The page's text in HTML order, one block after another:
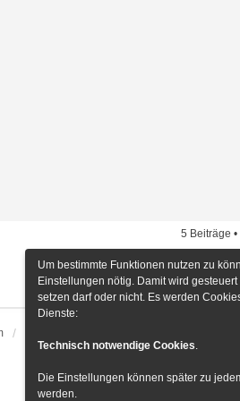
5 Beiträge •
Um bestimmte Funktionen nutzen zu
Einstellungen nötig. Damit wird
setzen darf oder nicht. Es werden
Dienste:
Technisch notwendige Cookies.
Die Einstellungen können später zu
werden.